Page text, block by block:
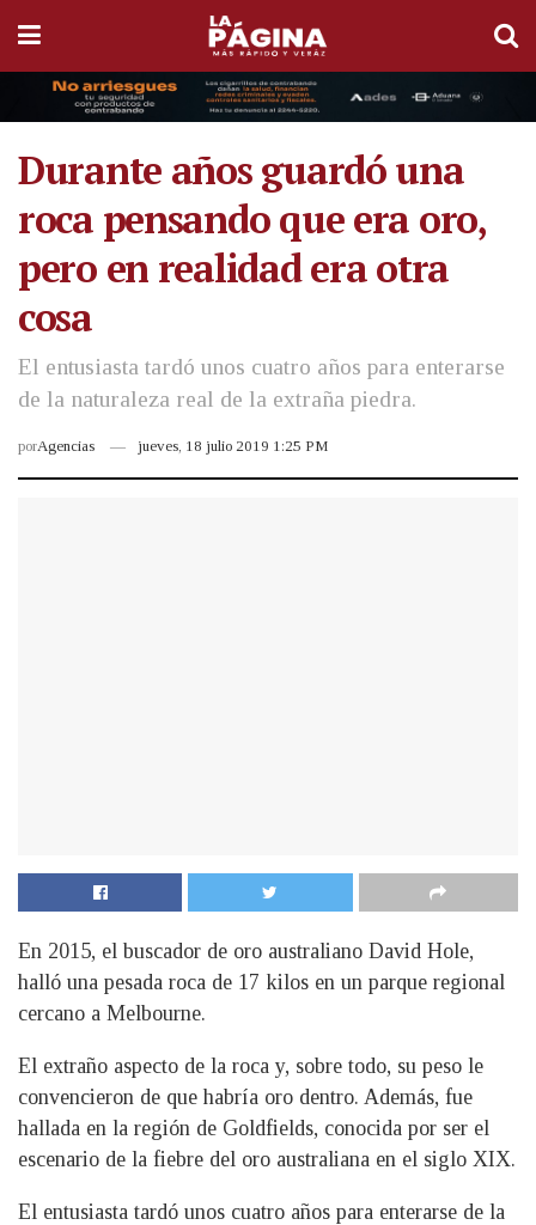
Durante años guardó una
roca pensando que era oro,
pero en realidad era otra
cosa
El entusiasta tardó unos cuatro años para enterarse
de la naturaleza real de la extraña piedra.
porAgencias jueves, 18 julio 2019 1:25 PM
En 2015, el buscador de oro australiano David Hole,
halló una pesada roca de 17 kilos en un parque regional
cercano a Melbourne.
El extraño aspecto de la roca y, sobre todo, su peso le
convencieron de que habría oro dentro. Además, fue
hallada en la región de Goldfields, conocida por ser el
escenario de la fiebre del oro australiana en el siglo XIX.
El entusiasta tardó unos cuatro años para enterarse de la